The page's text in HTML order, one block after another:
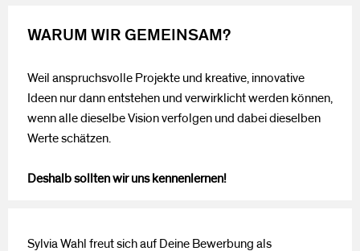
WARUM WIR GEMEINSAM?
Weil anspruchsvolle Projekte und kreative, innovative
Ideen nur dann entstehen und verwirklicht werden können,
wenn alle dieselbe Vision verfolgen und dabei dieselben
Werte schätzen.
Deshalb sollten wir uns kennenlernen!
Sylvia Wahl freut sich auf Deine Bewerbung als